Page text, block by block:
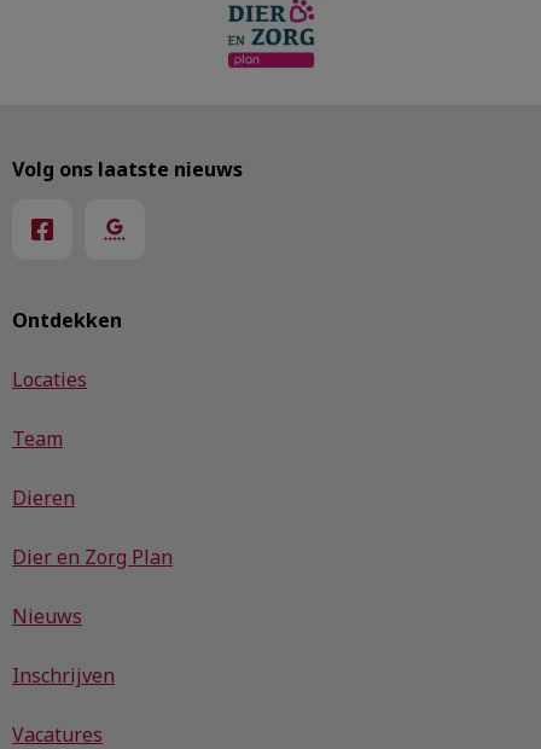
Ontdekken
Locaties
Team
Dieren
Dier en Zorg Plan
Nieuws
Inschrijven
Vacatures
Volg ons laatste nieuws